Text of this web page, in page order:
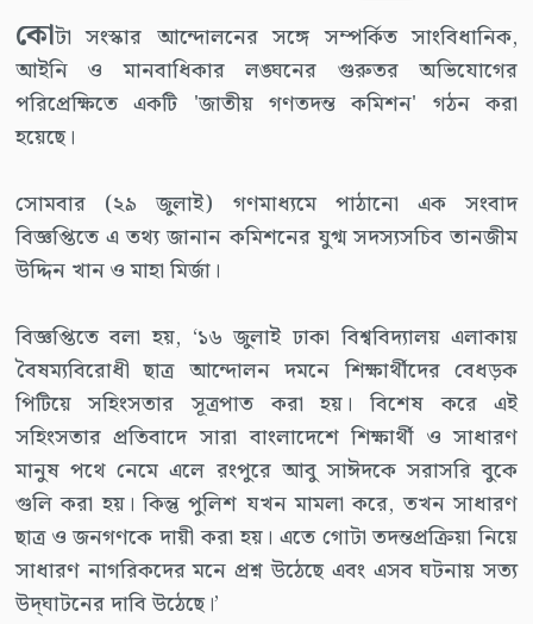
কোটা সংস্কার আন্দোলনের সঙ্গে সম্পর্কিত সাংবিধানিক,
আইনি ও মানবাধিকার লঙ্ঘনের গুরুতর অভিযোগের
পরিপ্রেক্ষিতে একটি 'জাতীয় গণতদন্ত কমিশন' গঠন করা
হয়েছে।
সোমবার (২৯ জুলাই) গণমাধ্যমে পাঠানো এক সংবাদ
বিজ্ঞপ্তিতে এ তথ্য জানান কমিশনের যুগ্ম সদস্যসচিব তানজীম
উদ্দিন খান ও মাহা মির্জা।
বিজ্ঞপ্তিতে বলা হয়, ‘১৬ জুলাই ঢাকা বিশ্ববিদ্যালয় এলাকায়
বৈষম্যবিরোধী ছাত্র আন্দোলন দমনে শিক্ষার্থীদের বেধড়ক
পিটিয়ে সহিংসতার সূত্রপাত করা হয়। বিশেষ করে এই
সহিংসতার প্রতিবাদে সারা বাংলাদেশে শিক্ষার্থী ও সাধারণ
মানুষ পথে নেমে এলে রংপুরে আবু সাঈদকে সরাসরি বুকে
গুলি করা হয়। কিন্তু পুলিশ যখন মামলা করে, তখন সাধারণ
ছাত্র ও জনগণকে দায়ী করা হয়। এতে গোটা তদন্তপ্রক্রিয়া নিয়ে
সাধারণ নাগরিকদের মনে প্রশ্ন উঠেছে এবং এসব ঘটনায় সত্য
উদ্‌ঘাটনের দাবি উঠেছে।’